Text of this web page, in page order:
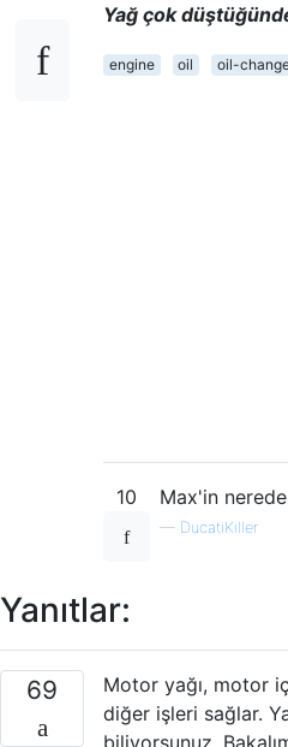
Yağ çok
engine oil oil-
10 Max'in
— DucatiKiller
Yanıtlar:
69
Motor yağı, motor
diğer işleri sağlar.
biliyorsunuz.